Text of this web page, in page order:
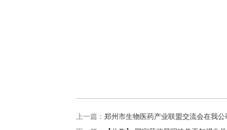
上一篇： 郑州市生物医药产业联盟交流会在我公